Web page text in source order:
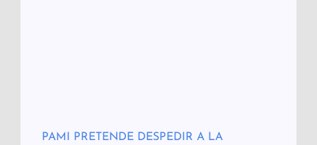
PAMI PRETENDE DESPEDIR A LA